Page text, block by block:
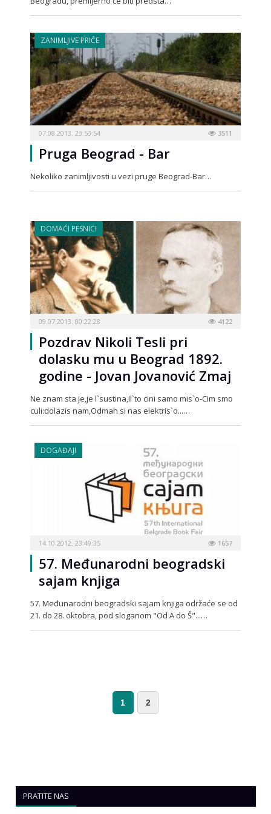
ZANIMLJIVE PRIČE
07.08.2013. 23:53:54 3511
Pruga Beograd - Bar
Nekoliko zanimljivosti u vezi pruge Beograd-Bar…
DOMAĆI PESNICI
09.07.2013. 00:22:28 4122
Pozdrav Nikoli Tesli pri
dolasku mu u Beograd 1892.
godine - Jovan Jovanović Zmaj
Ne znam sta je,je l`sustina,Il`to cini samo mis`o-Cim smo
culi:dolazis nam,Odmah si nas elektris`o...…
DOGAĐAJI
14.10.2012. 23:49:35 1657
57. Međunarodni beogradski
sajam knjiga
57. Međunarodni beogradski sajam knjiga održaće se od
21. do 28. oktobra, pod sloganom "Od A do Š"...…
1 2
PRATITE NAS